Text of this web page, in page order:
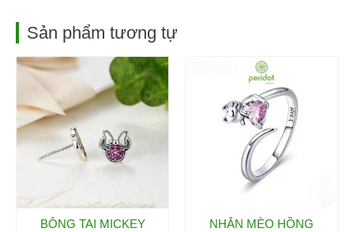
Sản phẩm tương tự
BÔNG TAI MICKEY NHẪN MÈO HỒNG